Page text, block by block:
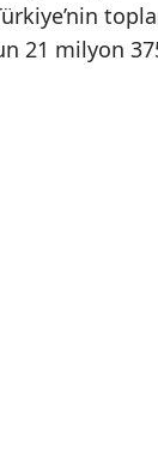
21 milyon